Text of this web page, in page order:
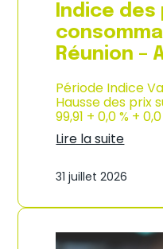
2
0
2
6
Indice des
Réunion –
Période Indice
Hausse des prix
99,91 + 0,0 % +
Lire la suite
n
i
e
31 juillet 2026